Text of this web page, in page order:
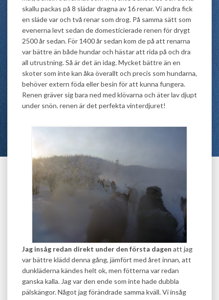
skallu packas på 8 slädar dragna av 16 renar. Vi andra fick
en släde var och två renar som drog. På samma sätt som
evenerna levt sedan de domesticierade renen för drygt
2500 år sedan. För 1400 år sedan kom de på att renarna
var bättre än både hundar och hästar att rida på och dra
all utrustning. Så är det än idag. Mycket bättre än en
skoter som inte kan åka överallt och precis som hundarna,
behöver extern föda eller besin för att kunna fungera.
Renen gräver sig bara ned med klövarna och äter lav djupt
under snön. renen är det perfekta vinterdjuret!
Jag insåg redan direkt under den första dagen att jag
var bättre klädd denna gång, jämfört med året innan, att
dunkläderna kändes helt ok, men fötterna var redan
ganska kalla. Jag var den ende som inte hade dubbla
pälskängor. Något jag förändrade samma kväll. Vi insåg